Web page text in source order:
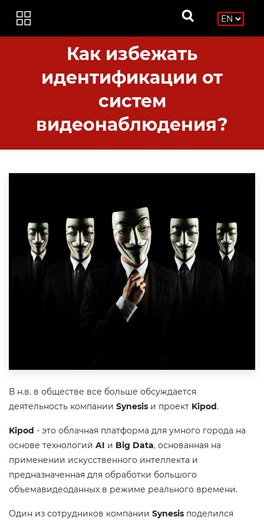
Как избежать
идентификации от
систем
видеонаблюдения?
В н.в. в обществе все больше обсуждается
деятельность компании Synesis и проект Kipod.
Kipod - это облачная платформа для умного города на
основе технологий AI и Big Data, основанная на
применении искусcтвенного интеллекта и
предназначенная для обработки большого
объемавидеоданных в режиме реального времени.
Один из сотрудников компании Synesis поделился